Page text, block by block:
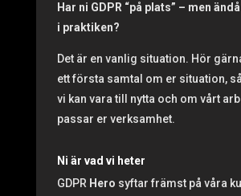
Har ni GDPR “på plats” – men
i praktiken?
Det är en vanlig situation. Hör
ett första samtal om er situation,
vi kan vara till nytta och om vårt
passar er verksamhet.
Ni är vad vi heter
GDPR Hero syftar främst på våra